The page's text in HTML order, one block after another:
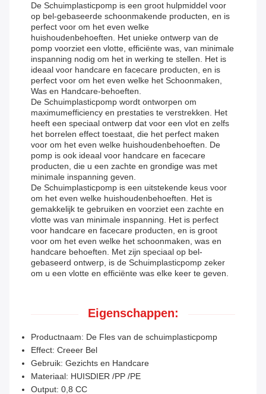
De Schuimplasticpomp is een groot hulpmiddel voor
op bel-gebaseerde schoonmakende producten, en is
perfect voor om het even welke
huishoudenbehoeften. Het unieke ontwerp van de
pomp voorziet een vlotte, efficiënte was, van minimale
inspanning nodig om het in werking te stellen. Het is
ideaal voor handcare en facecare producten, en is
perfect voor om het even welke het Schoonmaken,
Was en Handcare-behoeften.
De Schuimplasticpomp wordt ontworpen om
maximumefficiency en prestaties te verstrekken. Het
heeft een speciaal ontwerp dat voor een vlot en zelfs
het borrelen effect toestaat, die het perfect maken
voor om het even welke huishoudenbehoeften. De
pomp is ook ideaal voor handcare en facecare
producten, die u een zachte en grondige was met
minimale inspanning geven.
De Schuimplasticpomp is een uitstekende keus voor
om het even welke huishoudenbehoeften. Het is
gemakkelijk te gebruiken en voorziet een zachte en
vlotte was van minimale inspanning. Het is perfect
voor handcare en facecare producten, en is groot
voor om het even welke het schoonmaken, was en
handcare behoeften. Met zijn speciaal op bel-
gebaseerd ontwerp, is de Schuimplasticpomp zeker
om u een vlotte en efficiënte was elke keer te geven.
Eigenschappen:
Productnaam: De Fles van de schuimplasticpomp
Effect: Creeer Bel
Gebruik: Gezichts en Handcare
Materiaal: HUISDIER /PP /PE
Output: 0,8 CC